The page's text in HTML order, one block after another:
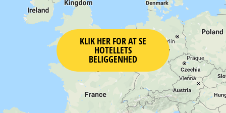
KLIK HER FOR AT SE
HOTELLETS
BELIGGENHED